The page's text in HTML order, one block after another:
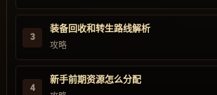
3
装备回收和转生路线解析
攻略
4
新手前期资源怎么分配